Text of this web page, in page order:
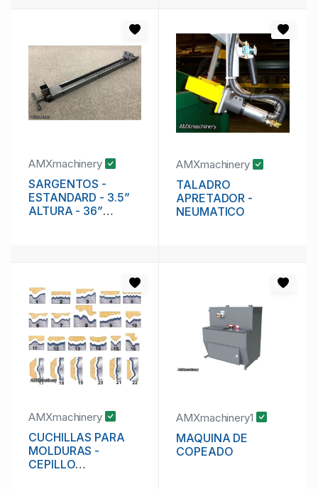
AMXmachinery
SARGENTOS -
ESTANDARD - 3.5”
ALTURA - 36”
AMXmachinery
TALADRO
APRETADOR -
NEUMATICO
AMXmachinery
CUCHILLAS PARA
MOLDURAS -
CEPILLO
AMXmachinery1
MAQUINA DE
COPEADO